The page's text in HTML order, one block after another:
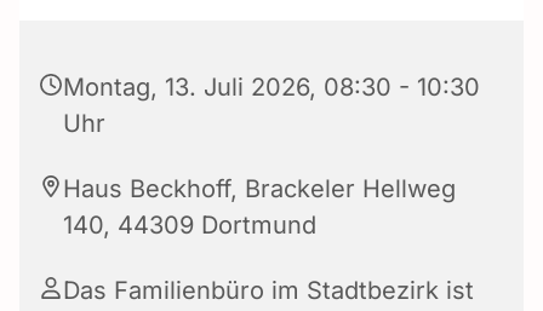
Montag, 13. Juli 2026, 08:30 - 10:30
Uhr
Haus Beckhoff, Brackeler Hellweg
140, 44309 Dortmund
Das Familienbüro im Stadtbezirk ist